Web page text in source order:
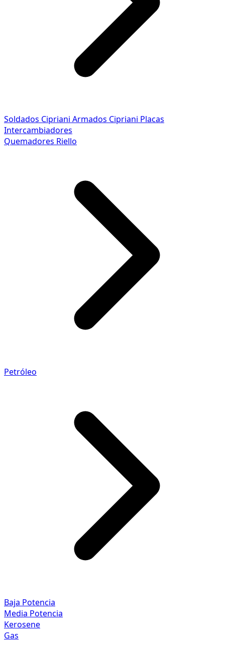
Soldados Cipriani Armados Cipriani Placas
Intercambiadores
Quemadores Riello
Petróleo
Baja Potencia
Media Potencia
Kerosene
Gas